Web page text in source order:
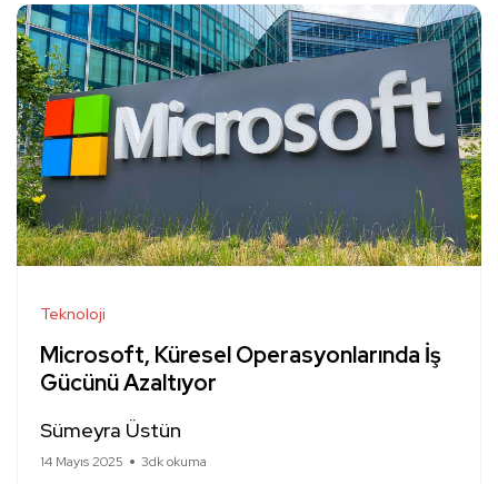
Teknoloji
Microsoft, Küresel Operasyonlarında İş
Gücünü Azaltıyor
Sümeyra Üstün
14 Mayıs 2025 3dk okuma